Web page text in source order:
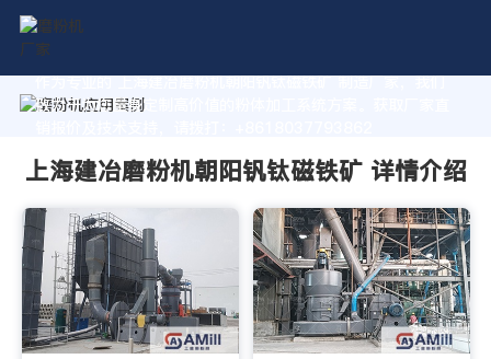
作为专业的 上海建冶磨粉机朝阳钒钛磁铁矿 制造厂家，我们
致力于为您量身定制高价值的粉体加工系统方案。获取厂家直
上海建冶磨粉机朝阳钒钛磁铁矿 详情介绍